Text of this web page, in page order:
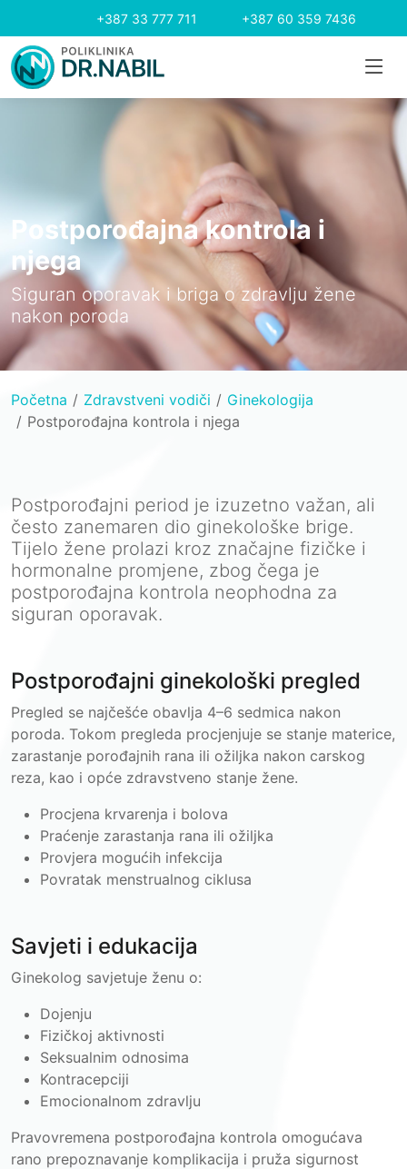
+387 33 777 711 +387 60 359 7436
Postporođajna kontrola i
njega
Siguran oporavak i briga o zdravlju žene
nakon poroda
Početna Zdravstveni vodiči
Ginekologija
Postporođajna kontrola i njega
Postporođajni period je izuzetno važan, ali
često zanemaren dio ginekološke brige.
Tijelo žene prolazi kroz značajne fizičke i
hormonalne promjene, zbog čega je
postporođajna kontrola neophodna za
siguran oporavak.
Postporođajni ginekološki pregled
Pregled se najčešće obavlja 4–6 sedmica nakon
poroda. Tokom pregleda procjenjuje se stanje materice,
zarastanje porođajnih rana ili ožiljka nakon carskog
reza, kao i opće zdravstveno stanje žene.
Procjena krvarenja i bolova
Praćenje zarastanja rana ili ožiljka
Provjera mogućih infekcija
Povratak menstrualnog ciklusa
Savjeti i edukacija
Ginekolog savjetuje ženu o:
Dojenju
Fizičkoj aktivnosti
Seksualnim odnosima
Kontracepciji
Emocionalnom zdravlju
Pravovremena postporođajna kontrola omogućava
rano prepoznavanje komplikacija i pruža sigurnost